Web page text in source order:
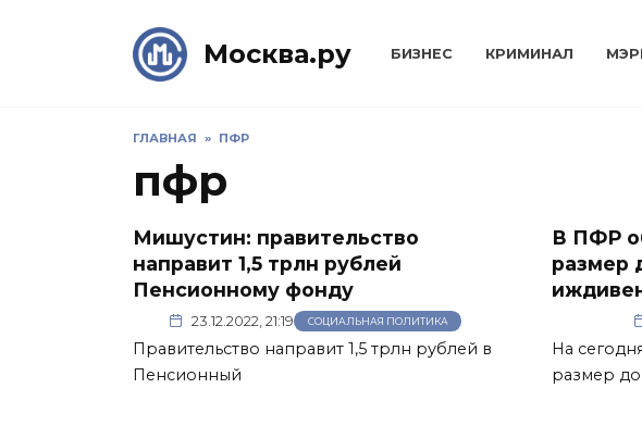
Москва.ру БИЗНЕС КРИМИНАЛ
ГЛАВНАЯ » ПФР
пфр
Мишустин: правительство
направит 1,5 трлн рублей
Пенсионному фонду
23.12.2022, 21:19 СОЦИАЛЬНАЯ ПОЛИТИКА
Правительство направит 1,5 трлн рублей в
Пенсионный
В ПФР
размер
На
размер